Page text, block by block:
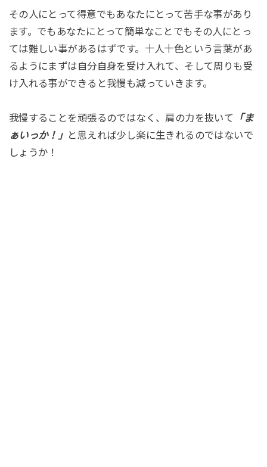
その人にとって得意でもあなたにとって苦手な事があり
ます。でもあなたにとって簡単なことでもその人にとっ
ては難しい事があるはずです。十人十色という言葉があ
るようにまずは自分自身を受け入れて、そして周りも受
け入れる事ができると我慢も減っていきます。
我慢することを頑張るのではなく、肩の力を抜いて 「ま
ぁいっか！」 と思えれば少し楽に生きれるのではないで
しょうか！